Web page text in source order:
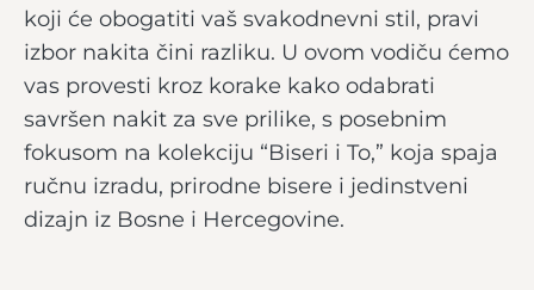
koji će obogatiti vaš svakodnevni stil, pravi
izbor nakita čini razliku. U ovom vodiču ćemo
vas provesti kroz korake kako odabrati
savršen nakit za sve prilike, s posebnim
fokusom na kolekciju “Biseri i To,” koja spaja
ručnu izradu, prirodne bisere i jedinstveni
dizajn iz Bosne i Hercegovine.